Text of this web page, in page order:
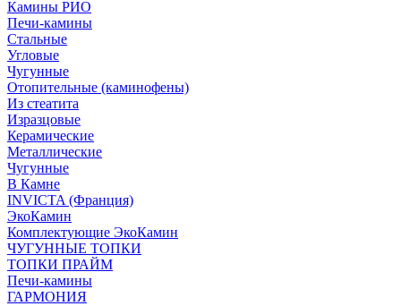
Камины РИО
Печи-камины
Стальные
Угловые
Чугунные
Отопительные (каминофены)
Из стеатита
Изразцовые
Керамические
Металлические
Чугунные
В Камне
INVICTA (Франция)
ЭкоКамин
Комплектующие ЭкоКамин
ЧУГУННЫЕ ТОПКИ
ТОПКИ ПРАЙМ
Печи-камины
ГАРМОНИЯ